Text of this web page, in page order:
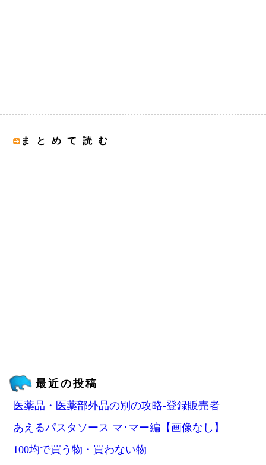
まとめて読む
最近の投稿
医薬品・医薬部外品の別の攻略‐登録販売者
あえるパスタソース マ･マー編【画像なし】
100均で買う物・買わない物